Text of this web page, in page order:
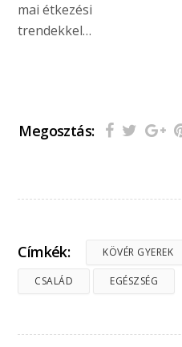
mai étkezési
trendekkel…
Megosztás:
Címkék: KÖVÉR GYEREK
CSALÁD EGÉSZSÉG